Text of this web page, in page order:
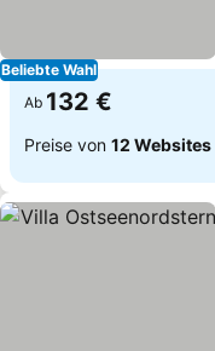
Beliebte Wahl
Ab 132 €
Preise von 12 Websites